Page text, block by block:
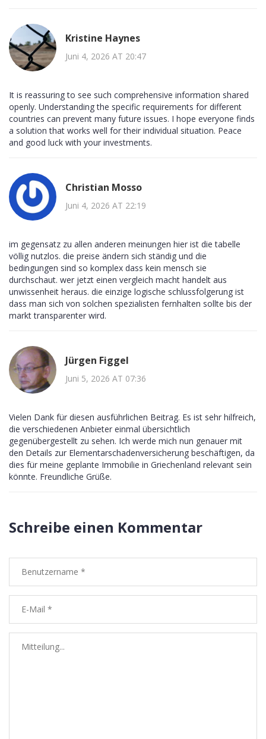
Kristine Haynes
Juni 4, 2026 AT 20:47
It is reassuring to see such comprehensive information shared
openly. Understanding the specific requirements for different
countries can prevent many future issues. I hope everyone finds
a solution that works well for their individual situation. Peace
and good luck with your investments.
Christian Mosso
Juni 4, 2026 AT 22:19
im gegensatz zu allen anderen meinungen hier ist die tabelle
völlig nutzlos. die preise ändern sich ständig und die
bedingungen sind so komplex dass kein mensch sie
durchschaut. wer jetzt einen vergleich macht handelt aus
unwissenheit heraus. die einzige logische schlussfolgerung ist
dass man sich von solchen spezialisten fernhalten sollte bis der
markt transparenter wird.
Jürgen Figgel
Juni 5, 2026 AT 07:36
Vielen Dank für diesen ausführlichen Beitrag. Es ist sehr hilfreich,
die verschiedenen Anbieter einmal übersichtlich
gegenübergestellt zu sehen. Ich werde mich nun genauer mit
den Details zur Elementarschadenversicherung beschäftigen, da
dies für meine geplante Immobilie in Griechenland relevant sein
könnte. Freundliche Grüße.
Schreibe einen Kommentar